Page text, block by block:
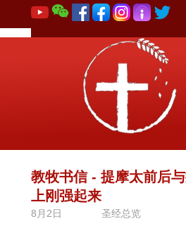
教牧书信 - 提摩太前后
上刚强起来
8月2日 圣经总览